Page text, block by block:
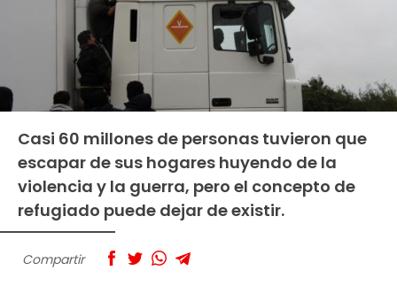
Casi 60 millones de personas tuvieron que
escapar de sus hogares huyendo de la
violencia y la guerra, pero el concepto de
refugiado puede dejar de existir.
Compartir